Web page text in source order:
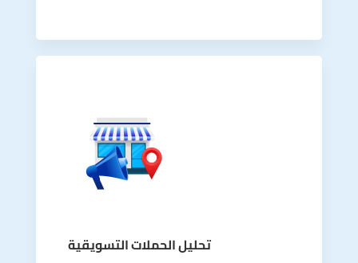
تحليل الحملات التسويقية